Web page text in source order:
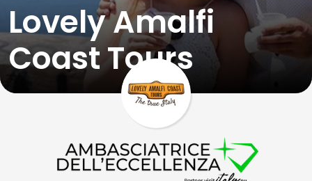
Lovely Amalfi
Coast Tours